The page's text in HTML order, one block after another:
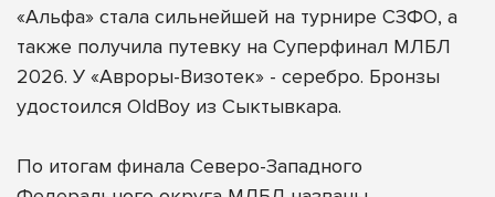
«Альфа» стала сильнейшей на турнире СЗФО, а
также получила путевку на Суперфинал МЛБЛ
2026. У «Авроры-Визотек» - серебро. Бронзы
удостоился OldBoy из Сыктывкара.
По итогам финала Северо-Западного